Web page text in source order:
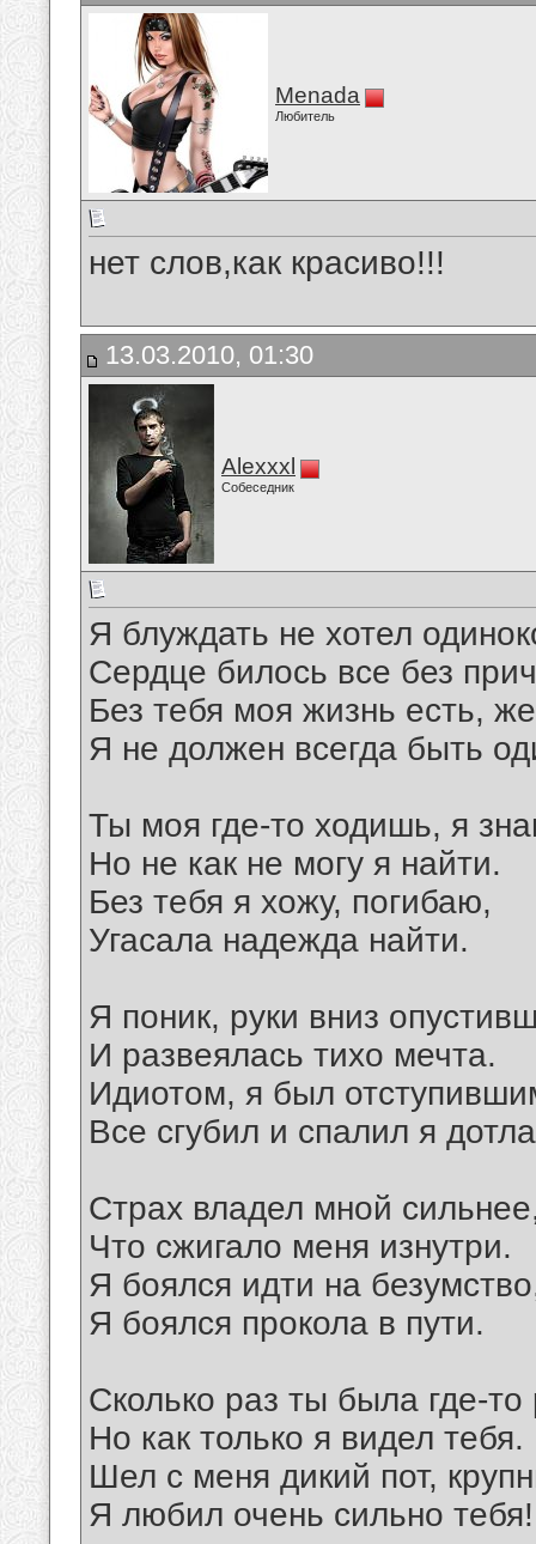
Menada
Любитель
нет слов,как красиво!!!
13.03.2010, 01:30
Alexxxl
Собеседник
Я блуждать не хотел
Сердце билось все без
Без тебя моя жизнь есть,
Я не должен всегда быть
Ты моя где-то ходишь, я
Но не как не могу я найти.
Без тебя я хожу, погибаю,
Угасала надежда найти.
Я поник, руки вниз
И развеялась тихо мечта.
Идиотом, я был
Все сгубил и спалил я
Страх владел мной
Что сжигало меня изнутри.
Я боялся идти на
Я боялся прокола в пути.
Сколько раз ты была где-
Но как только я видел тебя.
Шел с меня дикий пот,
Я любил очень сильно